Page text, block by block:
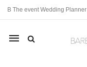
B The event Wedding Planner
Mobile